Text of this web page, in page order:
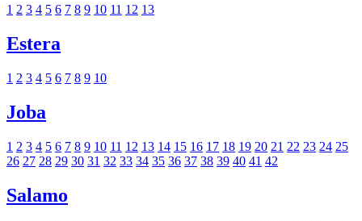
1 2 3 4 5 6 7 8 9 10 11 12 13
Estera
1 2 3 4 5 6 7 8 9 10
Joba
1 2 3 4 5 6 7 8 9 10 11 12 13 14 15 16 17 18 19 20 21 22 23 24 25
26 27 28 29 30 31 32 33 34 35 36 37 38 39 40 41 42
Salamo